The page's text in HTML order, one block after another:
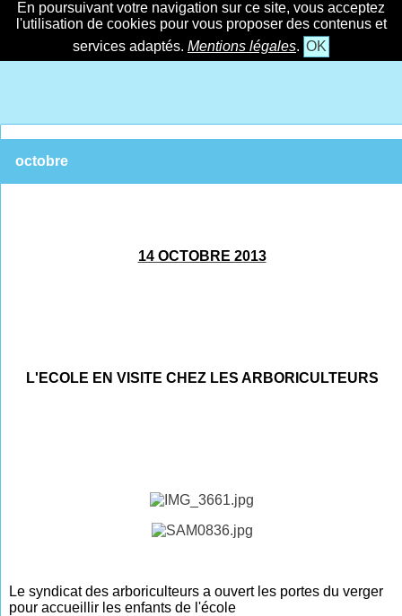
En poursuivant votre navigation sur ce site, vous acceptez
l'utilisation de cookies pour vous proposer des contenus et
services adaptés. Mentions légales. OK
octobre
14 OCTOBRE 2013
L'ECOLE EN VISITE CHEZ LES ARBORICULTEURS
Le syndicat des arboriculteurs a ouvert les portes du verger
pour accueillir les enfants de l'école